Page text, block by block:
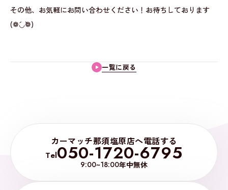
その他、お気軽にお問い合わせください！お待ちしております
(❁´◡`❁)
一覧に戻る
カーマッチ那須塩原店へ電話する
Tel050-1720-6795
9:00~18:00年中無休